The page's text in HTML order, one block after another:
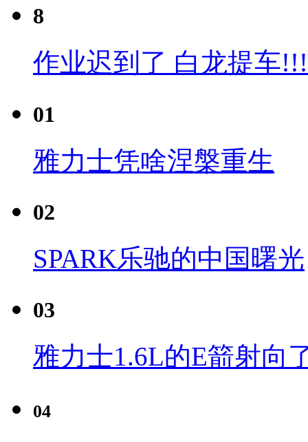
8
作业迟到了 白龙提车
01
雅力士凭啥涅槃重生
02
SPARK乐驰的中国曙光
03
雅力士1.6L的E箭射向
04